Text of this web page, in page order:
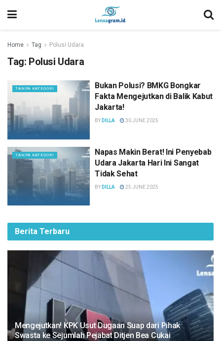
Home Tag Polusi Udara
Tag: Polusi Udara
TANPA KATEGORI
Bukan Polusi? BMKG Bongkar
Fakta Mengejutkan di Balik Kabut
Jakarta!
BY DILLA 30 JUNE 2025
TANPA KATEGORI
Napas Makin Berat! Ini Penyebab
Udara Jakarta Hari Ini Sangat
Tidak Sehat
BY DILLA 25 JUNE 2025
Berita Terbaru
Mengejutkan! KPK Usut Dugaan Suap dari Pihak
Swasta ke Sejumlah Pejabat Ditjen Bea Cukai